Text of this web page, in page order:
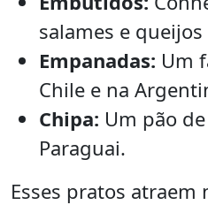
salames e
Empanadas: Um
Chile e na
Chipa: Um pão
Paraguai.
Esses pratos